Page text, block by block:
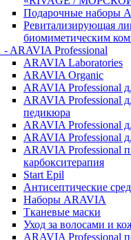
Подарочные наборы
Ревитализирующая
биомиметическим
- ARAVIA Professional
ARAVIA Laboratories
ARAVIA Organic
ARAVIA Professional
ARAVIA Professional
педикюра
ARAVIA Professional
ARAVIA Professional
ARAVIA Professional
карбокситерапия
Start Epil
Антисептические
Наборы ARAVIA
Тканевые маски
Уход за волосами и
ARAVIA Professional